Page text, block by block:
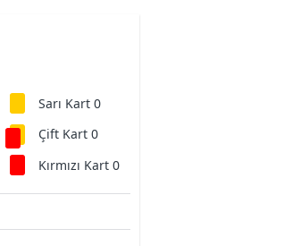
Sarı Kart 0
Çift Kart 0
Kırmızı Kart 0